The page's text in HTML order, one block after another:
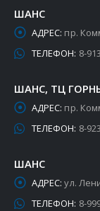
ШАНС
АДРЕС: пр.
ТЕЛЕФОН: 8-
ШАНС, ТЦ
АДРЕС: пр.
ТЕЛЕФОН: 8-
ШАНС
АДРЕС: ул.
ТЕЛЕФОН: 8-